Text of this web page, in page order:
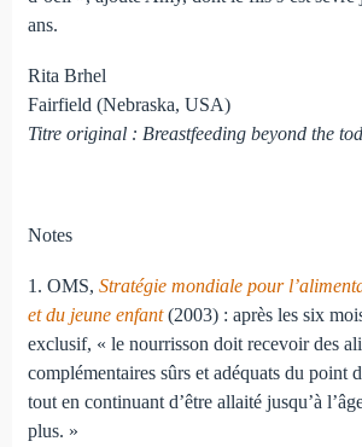
ans.
Rita Brhel
Fairfield (Nebraska, USA)
Titre original : Breastfeeding beyond the
Notes
1. OMS, Stratégie mondiale pour
et du jeune enfant(2003) : après les six
exclusif, « le nourrisson doit recevoir des
complémentaires sûrs et adéquats du point
tout en continuant d’être allaité jusqu’à
plus. »